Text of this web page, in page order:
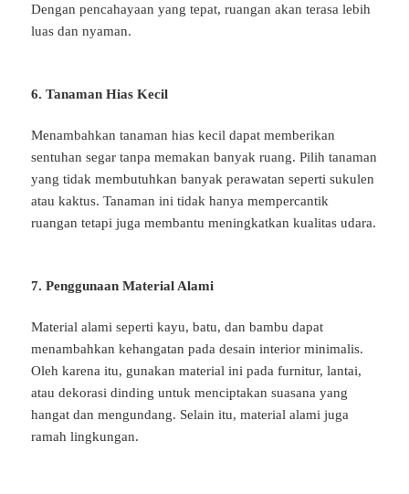
Dengan pencahayaan yang tepat, ruangan akan terasa lebih
luas dan nyaman.
6. Tanaman Hias Kecil
Menambahkan tanaman hias kecil dapat memberikan
sentuhan segar tanpa memakan banyak ruang. Pilih tanaman
yang tidak membutuhkan banyak perawatan seperti sukulen
atau kaktus. Tanaman ini tidak hanya mempercantik
ruangan tetapi juga membantu meningkatkan kualitas udara.
7. Penggunaan Material Alami
Material alami seperti kayu, batu, dan bambu dapat
menambahkan kehangatan pada desain interior minimalis.
Oleh karena itu, gunakan material ini pada furnitur, lantai,
atau dekorasi dinding untuk menciptakan suasana yang
hangat dan mengundang. Selain itu, material alami juga
ramah lingkungan.